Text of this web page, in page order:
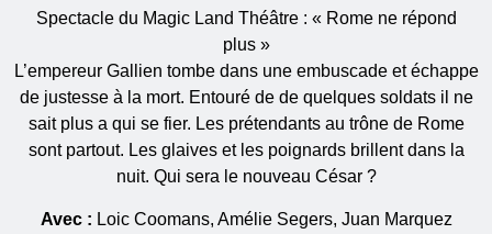
Spectacle du Magic Land Théâtre : « Rome ne répond
plus »
L’empereur Gallien tombe dans une embuscade et échappe
de justesse à la mort. Entouré de de quelques soldats il ne
sait plus a qui se fier. Les prétendants au trône de Rome
sont partout. Les glaives et les poignards brillent dans la
nuit. Qui sera le nouveau César ?
Avec : Loic Coomans, Amélie Segers, Juan Marquez